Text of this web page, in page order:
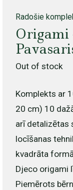
Radošie
Origami
Out of stock
Komplekts ar
20 cm) 10
arī detalizētas
locīšanas
kvadrāta
Djeco origami
Piemērots